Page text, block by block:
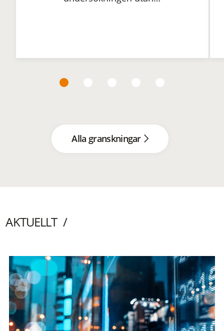
Alla granskningar
AKTUELLT